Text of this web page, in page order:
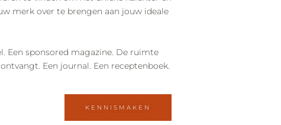
merk over te brengen aan jouw ideale
Een sponsored magazine. De ruimte
Een journal. Een receptenboek.
KENNISMAKEN